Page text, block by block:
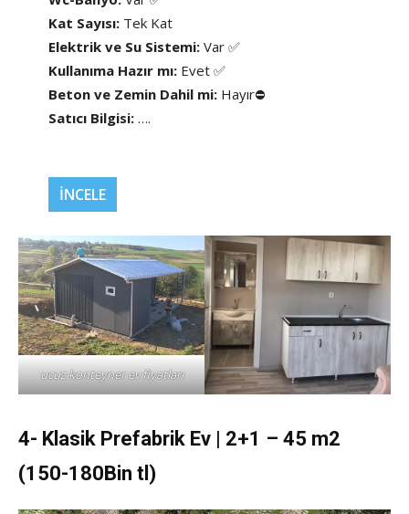
Kat Sayısı:Tek Kat
Elektrik ve Su Sistemi: Var ✅
Kullanıma Hazır mı:Evet ✅
Beton ve Zemin Dahil mi: Hayır⛔
Satıcı Bilgisi:….
İNCELE
ucuz konteyner ev fiyatları
4- Klasik Prefabrik Ev | 2+1 – 45 m2
(150-180Bin tl)